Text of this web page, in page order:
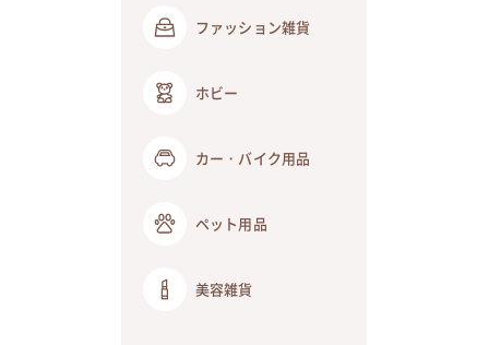
ファッション雑貨
ホビー
カー・バイク用品
ペット用品
美容雑貨